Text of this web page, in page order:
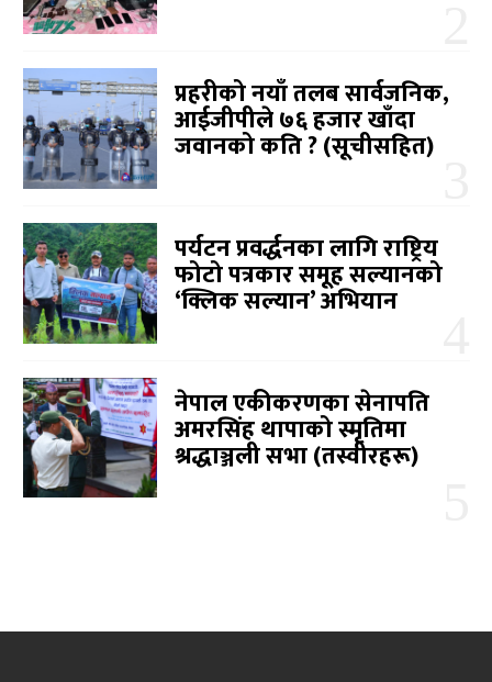
प्रहरीको नयाँ तलब सार्वजनिक,
आईजीपीले ७६ हजार खाँदा
जवानको कति ? (सूचीसहित)
पर्यटन प्रवर्द्धनका लागि राष्ट्रिय
फोटो पत्रकार समूह सल्यानको
‘क्लिक सल्यान’ अभियान
नेपाल एकीकरणका सेनापति
अमरसिंह थापाको स्मृतिमा
श्रद्धाञ्जली सभा (तस्वीरहरू)